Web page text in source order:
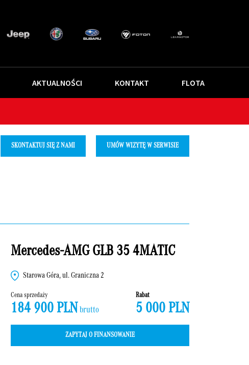
AKTUALNOŚCI KONTAKT FLOTA
SKONTAKTUJ SIĘ Z NAMI UMÓW WIZYTĘ W SERWISIE
Mercedes-AMG GLB 35 4MATIC
Starowa Góra, ul. Graniczna 2
Cena sprzedaży
184 900 PLN brutto
Rabat
5 000 PLN
ZAPYTAJ O FINANSOWANIE